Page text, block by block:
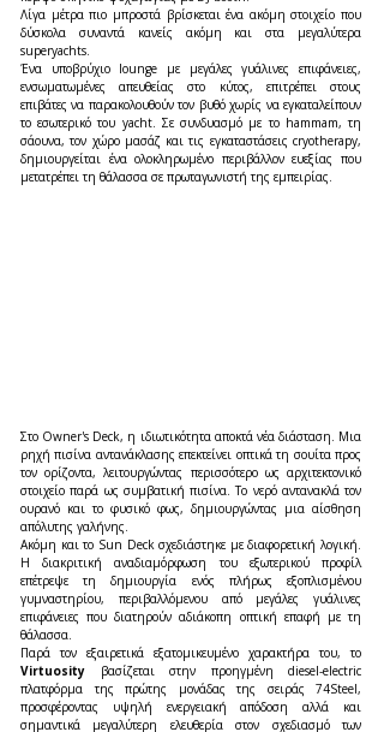
Λίγα μέτρα πιο μπροστά βρίσκεται ένα ακόμη στοιχείο που
δύσκολα συναντά κανείς ακόμη και στα μεγαλύτερα
superyachts.
Ένα υποβρύχιο lounge με μεγάλες γυάλινες επιφάνειες,
ενσωματωμένες απευθείας στο κύτος, επιτρέπει στους
επιβάτες να παρακολουθούν τον βυθό χωρίς να εγκαταλείπουν
το εσωτερικό του yacht. Σε συνδυασμό με το hammam, τη
σάουνα, τον χώρο μασάζ και τις εγκαταστάσεις cryotherapy,
δημιουργείται ένα ολοκληρωμένο περιβάλλον ευεξίας που
μετατρέπει τη θάλασσα σε πρωταγωνιστή της εμπειρίας.
Στο Owner's Deck, η ιδιωτικότητα αποκτά νέα διάσταση. Μια
ρηχή πισίνα αντανάκλασης επεκτείνει οπτικά τη σουίτα προς
τον ορίζοντα, λειτουργώντας περισσότερο ως αρχιτεκτονικό
στοιχείο παρά ως συμβατική πισίνα. Το νερό αντανακλά τον
ουρανό και το φυσικό φως, δημιουργώντας μια αίσθηση
απόλυτης γαλήνης.
Ακόμη και το Sun Deck σχεδιάστηκε με διαφορετική λογική.
Η διακριτική αναδιαμόρφωση του εξωτερικού προφίλ
επέτρεψε τη δημιουργία ενός πλήρως εξοπλισμένου
γυμναστηρίου, περιβαλλόμενου από μεγάλες γυάλινες
επιφάνειες που διατηρούν αδιάκοπη οπτική επαφή με τη
θάλασσα.
Virtuosity βασίζεται στην προηγμένη diesel-electric
πλατφόρμα της πρώτης μονάδας της σειράς 74Steel,
προσφέροντας υψηλή ενεργειακή απόδοση αλλά και
σημαντικά μεγαλύτερη ελευθερία στον σχεδιασμό των